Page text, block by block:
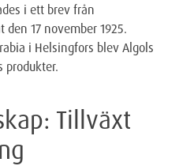
i ett brev från
17 november 1925.
i Helsingfors blev Algols
produkter.
Tillväxt